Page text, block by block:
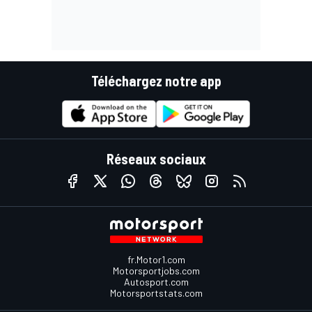
Téléchargez notre app
Réseaux sociaux
fr.Motor1.com
Motorsportjobs.com
Autosport.com
Motorsportstats.com